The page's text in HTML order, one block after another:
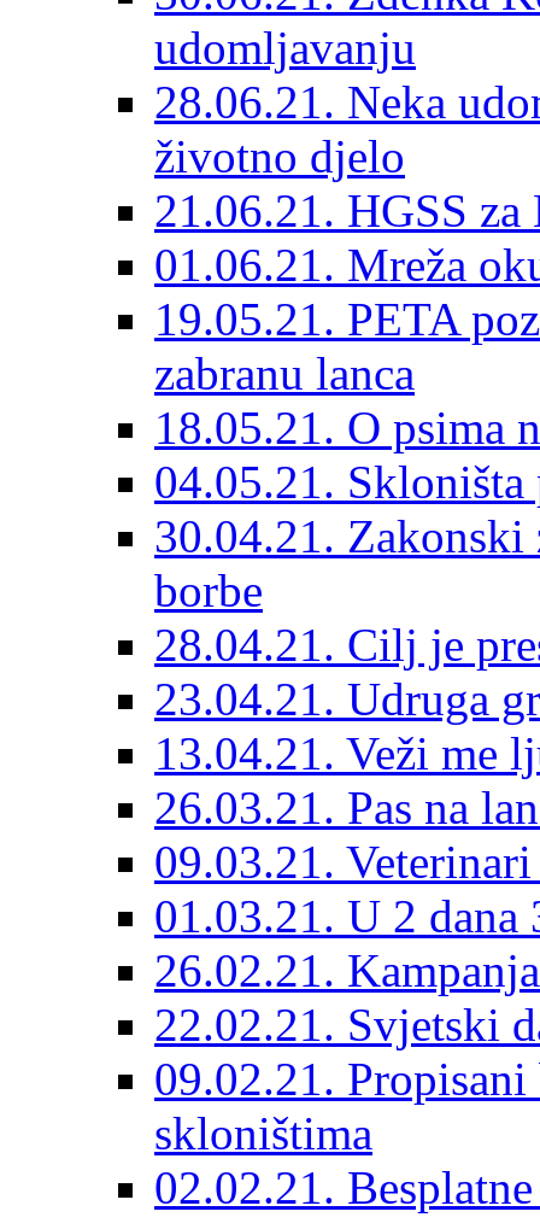
udomljavanju
28.06.21. Neka
životno djelo
21.06.21. HGSS za
01.06.21. Mreža
19.05.21. PETA
zabranu lanca
18.05.21. O psima
04.05.21.
30.04.21. Zakonski
borbe
28.04.21. Cilj je
23.04.21. Udruga
13.04.21. Veži me
26.03.21. Pas na
09.03.21.
01.03.21. U 2
26.02.21.
22.02.21. Svjetski
09.02.21.
skloništima
02.02.21.